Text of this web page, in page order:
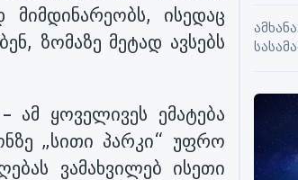
ისედაც
ზომაზე მეტად ავსებს
ყოველივეს ემატება
„სითი პარკი“ უფრო
ვამახვილებ ისეთი